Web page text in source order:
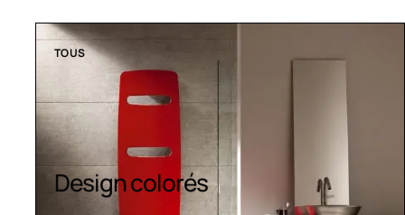
Sèche-serviettes
contemporains